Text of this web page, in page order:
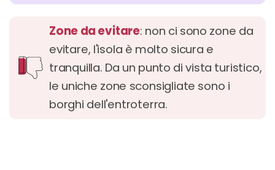
Zone da evitare: non ci sono zone da
evitare, l'isola è molto sicura e
tranquilla. Da un punto di vista turistico,
le uniche zone sconsigliate sono i
borghi dell'entroterra.